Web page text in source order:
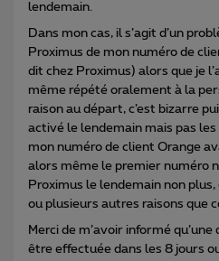
lendemain.
Dans mon cas, il s’agit d’un
Proximus de mon numéro de
dit chez Proximus) alors que je
même répété oralement à la
raison au départ, c’est bizarre
activé le lendemain mais pas
mon numéro de client Orange
alors même le premier numéro
Proximus le lendemain non plus,
ou plusieurs autres raisons que
Merci de m’avoir informé
être effectuée dans les 8 jours